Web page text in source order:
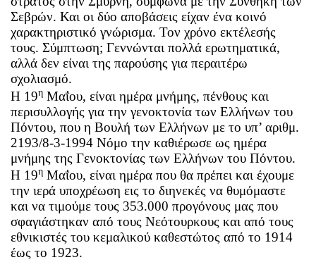
Σεβρών. Και οι δύο αποβάσεις είχαν ένα κοινό
χαρακτηριστικό γνώρισμα. Τον χρόνο εκτέλεσής
τους. Σύμπτωση; Γεννώνται πολλά ερωτηματικά,
αλλά δεν είναι της παρούσης για περαιτέρω
σχολιασμό.
Η 19η Μαΐου, είναι ημέρα μνήμης, πένθους και
περισυλλογής για την γενοκτονία των Ελλήνων του
Πόντου, που η Βουλή των Ελλήνων με το υπ’ αριθμ.
2193/8-3-1994 Νόμο την καθιέρωσε ως ημέρα
μνήμης της Γενοκτονίας των Ελλήνων του Πόντου.
Η 19η Μαΐου, είναι ημέρα που θα πρέπει και έχουμε
την ιερά υποχρέωση εις το διηνεκές να θυμόμαστε
και να τιμούμε τους 353.000 προγόνους μας που
σφαγιάστηκαν από τους Νεότουρκους και από τους
εθνικιστές του κεμαλικού καθεστώτος από το 1914
έως το 1923.